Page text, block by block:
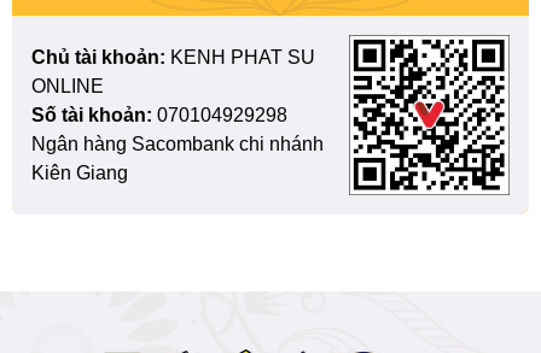
Chủ tài khoản: KENH PHAT SU
ONLINE
Số tài khoản: 070104929298
Ngân hàng Sacombank chi nhánh
Kiên Giang